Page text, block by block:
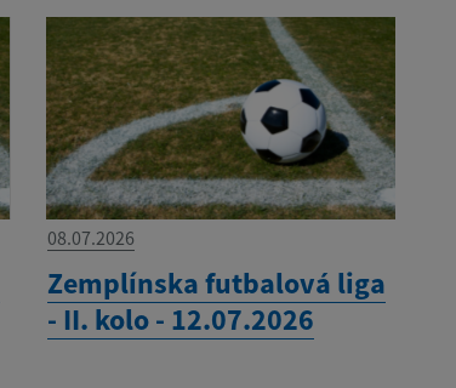
08.07.2026
Zemplínska futbalová liga
- II. kolo - 12.07.2026